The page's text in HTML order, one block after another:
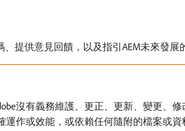
提供意見回饋，以及指引AEM未來發展
沒有義務維護、更正、更新、變更、
作或效能，或依賴任何隨附的檔案或